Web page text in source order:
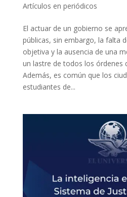
Artículos en periódicos
El actuar de un gobierno se
públicas, sin embargo, la falta
objetiva y la ausencia de una
un lastre de todos los órdenes
Además, es común que los
estudiantes de...